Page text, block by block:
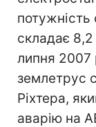
потужність
складає
липня 2007
землетрус
Ріхтера,
аварію на